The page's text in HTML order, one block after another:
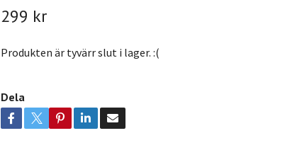
299 kr
Produkten är tyvärr slut i lager. :(
Dela